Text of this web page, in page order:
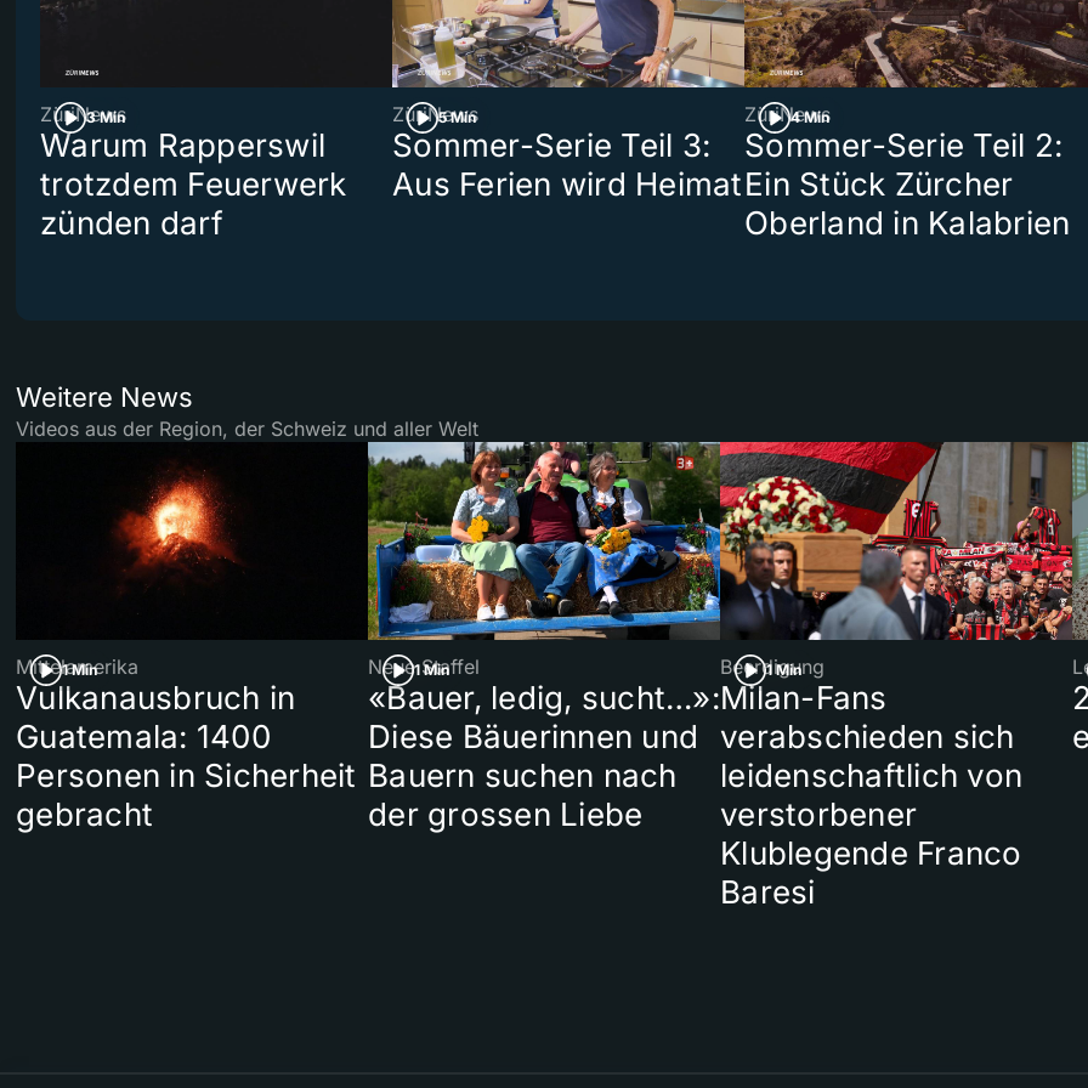
3 Min
ZüriNews
Warum Rapperswil
trotzdem Feuerwerk
zünden darf
5 Min
ZüriNews
Sommer-Serie Teil 3:
Aus Ferien wird Heimat
4 Min
ZüriNews
Sommer-Serie Teil 2:
Ein Stück Zürcher
Oberland in Kalabrien
Weitere News
Videos aus der Region, der Schweiz und aller Welt
1 Min
Mittelamerika
Vulkanausbruch in
Guatemala: 1400
Personen in Sicherheit
gebracht
1 Min
Neue Staffel
«Bauer, ledig, sucht…»:
Diese Bäuerinnen und
Bauern suchen nach
der grossen Liebe
1 Min
Beerdigung
Milan-Fans
verabschieden sich
leidenschaftlich von
verstorbener
Klublegende Franco
Baresi